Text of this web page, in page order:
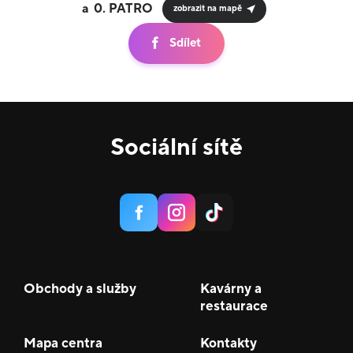
0. zobrazit na mapě
Sdílet
Sociální sítě
Obchody a služby
Kavárny a
restaurace
Mapa centra Kontakty